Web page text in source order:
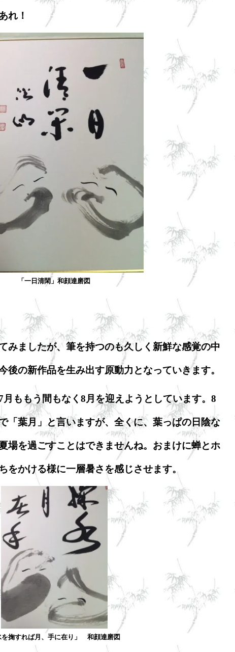
れ！
「一日清閑」和顔達磨図
みましたが、筆を持つのも久しく新鮮な感覚の中
後の新作品を生み出す原動力となっていきます。
ももう間もなく8月を迎えようとしています。8
「葉月」と言いますが、全くに、葉っぱの日陰な
場を過ごすことはできませんね。おまけに蝉とホ
をかける様に一層暑さを感じさせます。
を掬すれば月、手に在り」 和顔達磨図